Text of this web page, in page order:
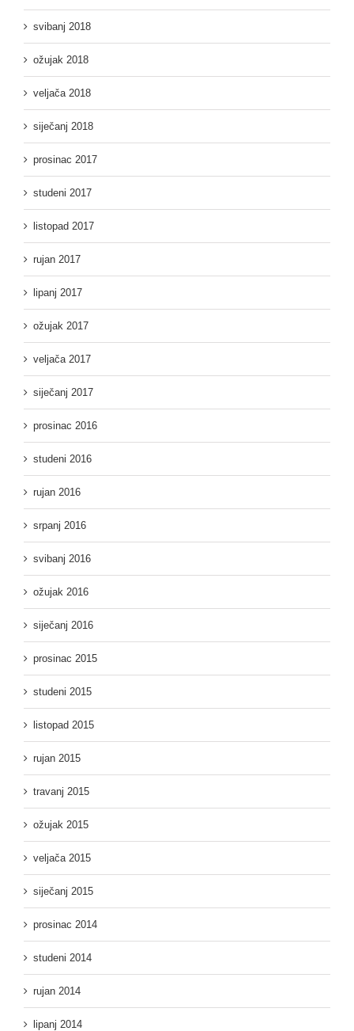
svibanj 2018
ožujak 2018
veljača 2018
siječanj 2018
prosinac 2017
studeni 2017
listopad 2017
rujan 2017
lipanj 2017
ožujak 2017
veljača 2017
siječanj 2017
prosinac 2016
studeni 2016
rujan 2016
srpanj 2016
svibanj 2016
ožujak 2016
siječanj 2016
prosinac 2015
studeni 2015
listopad 2015
rujan 2015
travanj 2015
ožujak 2015
veljača 2015
siječanj 2015
prosinac 2014
studeni 2014
rujan 2014
lipanj 2014